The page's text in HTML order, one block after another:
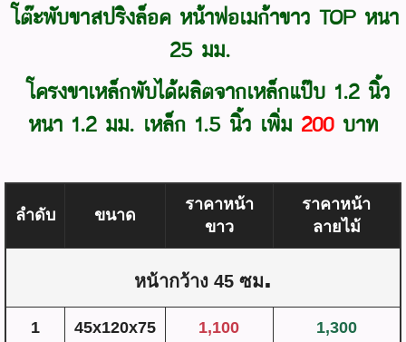
โต๊ะพับขาสปริงล็อค หน้าฟอเมก้าขาว TOP หนา
25 มม.
โครงขาเหล็กพับได้ผลิตจากเหล็กแป๊บ 1.2 นิ้ว
หนา 1.2 มม. เหล็ก 1.5 นิ้ว เพิ่ม 200บาท
ลำดับ ขนาด
ราคาหน้า
ขาว
ราคาหน้า
ลายไม้
หน้ากว้าง 45 ซม.
1 45x120x75 1,100 1,300